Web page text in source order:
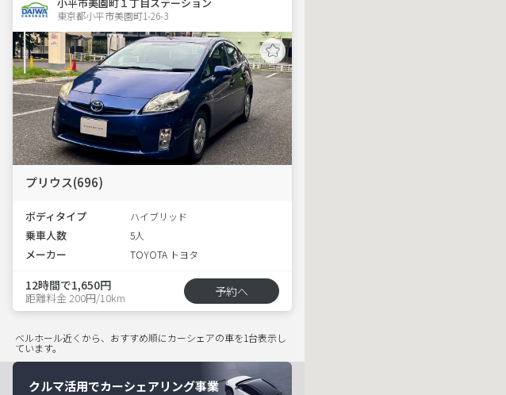
東京都小平市美園町1-26-3
プリウス(696)
ボディタイプ ハイブリッド
乗車人数 5人
メーカー TOYOTA トヨタ
12時間で1,650円
距離料金 200円/10km 予約へ
ベルホール近くから、おすすめ順にカーシェアの車を1台表示し
ています。
クルマ活用でカーシェアリング事業